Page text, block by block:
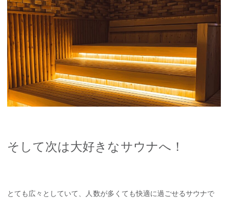
そして次は大好きなサウナへ！
とても広々としていて、人数が多くても快適に過ごせるサウナで